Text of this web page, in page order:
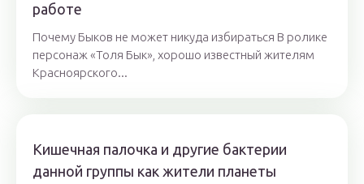
работе
Почему Быков не может никуда избираться В ролике
персонаж «Толя Бык», хорошо известный жителям
Красноярского...
Кишечная палочка и другие бактерии
данной группы как жители планеты